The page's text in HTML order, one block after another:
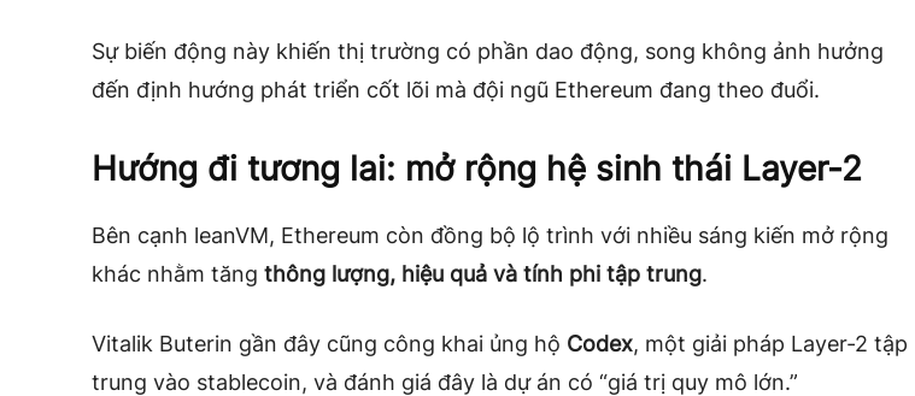
Sự biến động này khiến thị trường có phần dao động, song không ảnh hưởng
đến định hướng phát triển cốt lõi mà đội ngũ Ethereum đang theo đuổi.
Hướng đi tương lai: mở rộng hệ sinh thái Layer-2
Bên cạnh leanVM, Ethereum còn đồng bộ lộ trình với nhiều sáng kiến mở rộng
khác nhằm tăng thông lượng, hiệu quả và tính phi tập trung.
Vitalik Buterin gần đây cũng công khai ủng hộ Codex, một giải pháp Layer-2 tập
trung vào stablecoin, và đánh giá đây là dự án có “giá trị quy mô lớn.”